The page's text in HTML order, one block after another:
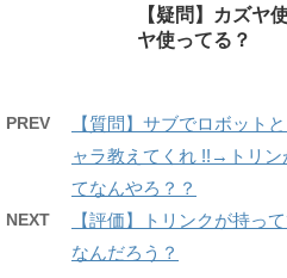
【疑問】カズヤ
ヤ使ってる？
PREV
【質問】サブでロボット
ャラ教えてくれ !!→トリン
てなんやろ？？
NEXT
【評価】トリンクが持っ
なんだろう？